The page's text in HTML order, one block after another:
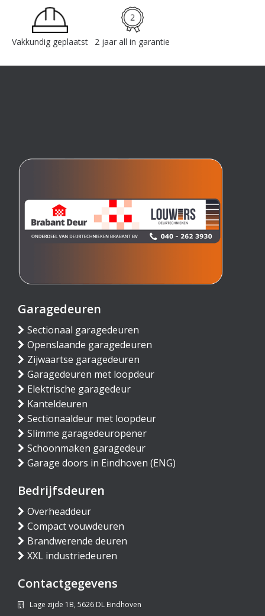
Vakkundig geplaatst 2 jaar all in garantie
Garagedeuren
Sectionaal garagedeuren
Openslaande garagedeuren
Zijwaartse garagedeuren
Garagedeuren met loopdeur
Elektrische garagedeur
Kanteldeuren
Sectionaaldeur met loopdeur
Slimme garagedeuropener
Schoonmaken garagedeur
Garage doors in Eindhoven (ENG)
Bedrijfsdeuren
Overheaddeur
Compact vouwdeuren
Brandwerende deuren
XXL industriedeuren
Contactgegevens
Lage zijde 1B, 5626 DL Eindhoven